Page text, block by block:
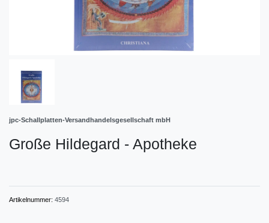
jpc-Schallplatten-Versandhandelsgesellschaft mbH
Große Hildegard - Apotheke
Artikelnummer: 4594